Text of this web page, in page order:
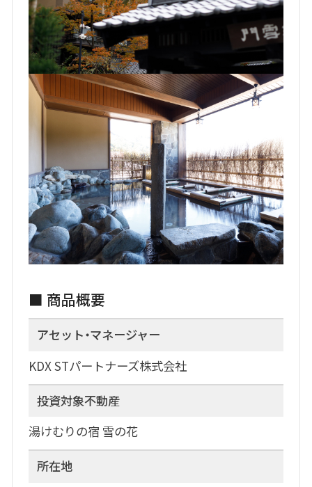
■ 商品概要
アセット・マネージャー
KDX STパートナーズ株式会社
投資対象不動産
湯けむりの宿 雪の花
所在地